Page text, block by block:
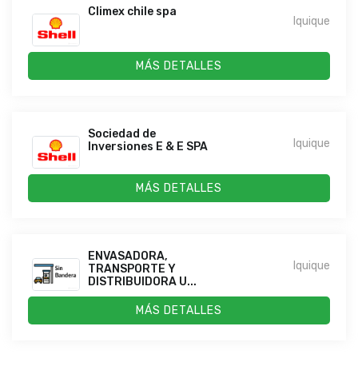
Climex chile spa
Iquique
MÁS DETALLES
Sociedad de
Inversiones E & E SPA
Iquique
MÁS DETALLES
ENVASADORA,
TRANSPORTE Y
DISTRIBUIDORA U...
Iquique
MÁS DETALLES